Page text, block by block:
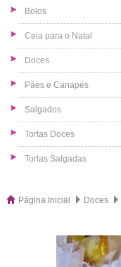
Bolos
Ceia para o Natal
Doces
Pães e Canapés
Salgados
Tortas Doces
Tortas Salgadas
Página Inicial Doces